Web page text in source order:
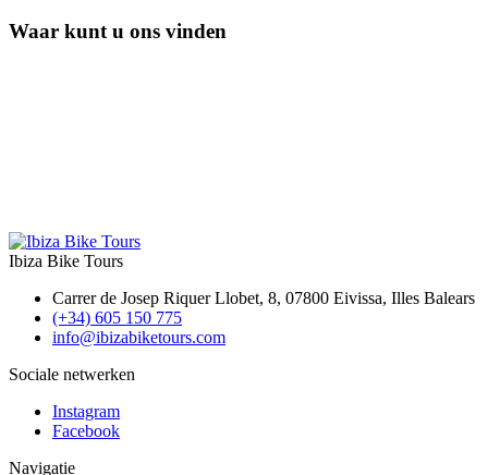
Waar kunt u ons vinden
Ibiza Bike Tours
Carrer de Josep Riquer Llobet, 8, 07800 Eivissa, Illes Balears
(+34) 605 150 775
info@ibizabiketours.com
Sociale netwerken
Instagram
Facebook
Navigatie